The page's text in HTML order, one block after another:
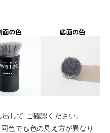
して ご確認ください。
色でも色の見え方が異なり